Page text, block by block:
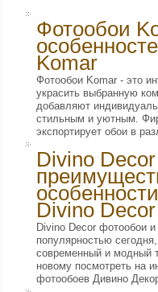
Фотообои
Komar
Фотообои Komar - это
украсить выбранную
добавляют
стильным и уютным.
экспортирует обои в
Divino
Divino Decor
Divino Decor фотообои
популярностью
современный и модный
новому посмотреть на
фотообоев Дивино